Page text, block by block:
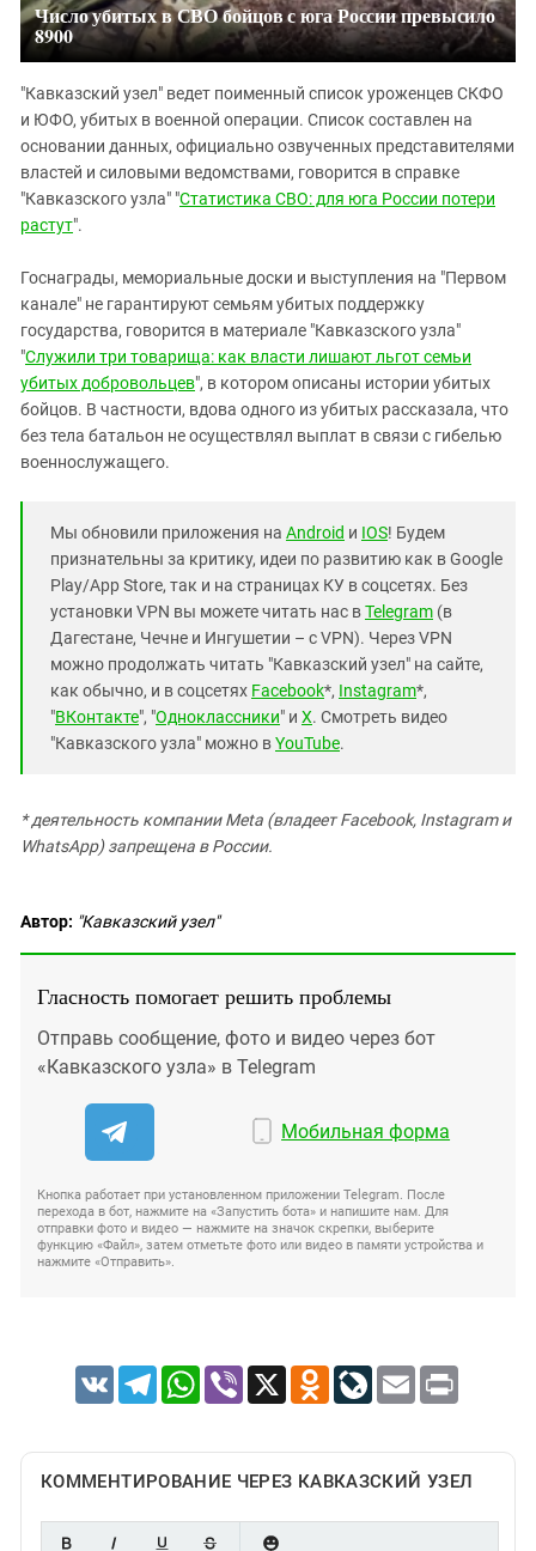
Число убитых в СВО бойцов с юга России превысило
8900
"Кавказский узел" ведет поименный список уроженцев СКФО
и ЮФО, убитых в военной операции. Список составлен на
основании данных, официально озвученных представителями
властей и силовыми ведомствами, говорится в справке
"Кавказского узла" "Статистика СВО: для юга России потери
растут".
Госнаграды, мемориальные доски и выступления на "Первом
канале" не гарантируют семьям убитых поддержку
государства, говорится в материале "Кавказского узла"
"Служили три товарища: как власти лишают льгот семьи
убитых добровольцев", в котором описаны истории убитых
бойцов. В частности, вдова одного из убитых рассказала, что
без тела батальон не осуществлял выплат в связи с гибелью
военнослужащего.
Мы обновили приложения на Android и IOS! Будем
признательны за критику, идеи по развитию как в Google
Play/App Store, так и на страницах КУ в соцсетях. Без
установки VPN вы можете читать нас вTelegram (в
Дагестане, Чечне и Ингушетии – с VPN). Через VPN
можно продолжать читать "Кавказский узел" на сайте,
как обычно, и в соцсетях Facebook*, Instagram*,
"ВКонтакте", "Одноклассники" и X. Смотреть видео
"Кавказского узла" можно вYouTube.
* деятельность компании Meta (владеет Facebook, Instagram и
WhatsApp) запрещена в России.
Автор: "Кавказский узел"
Гласность помогает решить проблемы
Отправь сообщение, фото и видео через бот
«Кавказского узла» в Telegram
Мобильная форма
Кнопка работает при установленном приложении Telegram. После
перехода в бот, нажмите на «Запустить бота» и напишите нам. Для
отправки фото и видео — нажмите на значок скрепки, выберите
функцию «Файл», затем отметьте фото или видео в памяти устройства и
нажмите «Отправить».
VK TelegramWhatsApp
Viber X Odnoklassniki
LiveJournal
Email Print
КОММЕНТИРОВАНИЕ ЧЕРЕЗ КАВКАЗСКИЙ УЗЕЛ